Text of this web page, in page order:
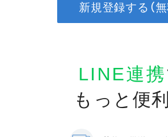
新規登録する（無
LINE連携
もっと便